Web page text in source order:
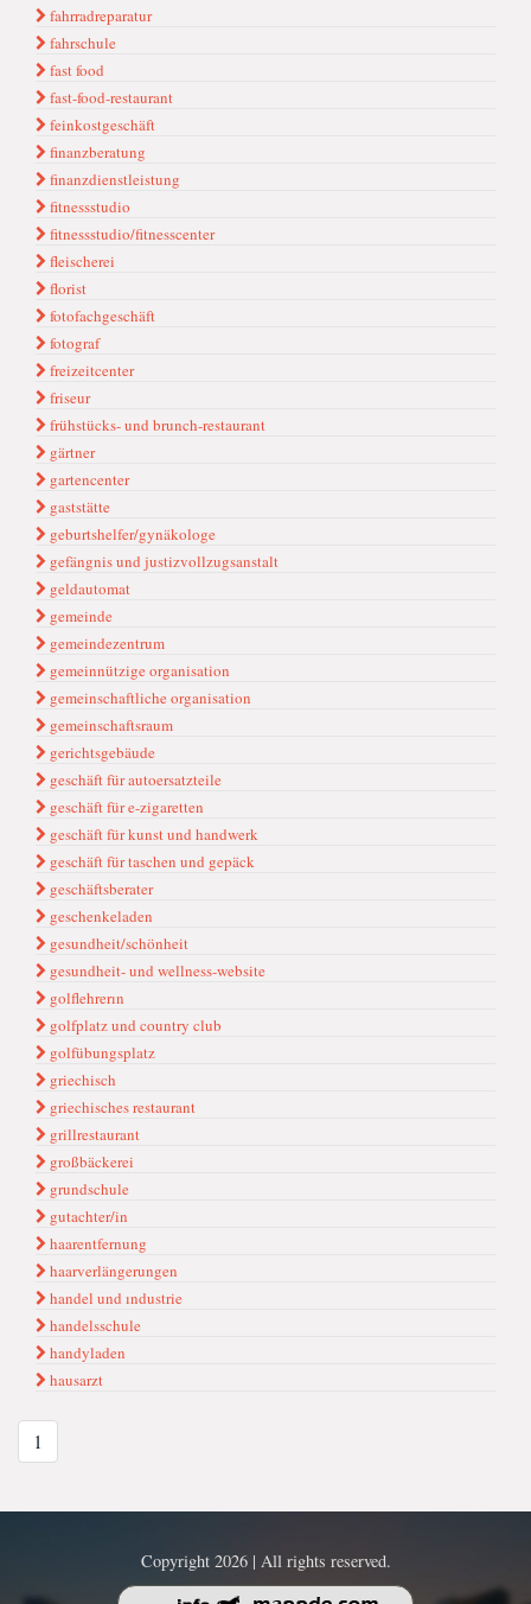
fahrradreparatur
fahrschule
fast food
fast-food-restaurant
feinkostgeschäft
finanzberatung
finanzdienstleistung
fitnessstudio
fitnessstudio/fitnesscenter
fleischerei
florist
fotofachgeschäft
fotograf
freizeitcenter
friseur
frühstücks- und brunch-restaurant
gärtner
gartencenter
gaststätte
geburtshelfer/gynäkologe
gefängnis und justizvollzugsanstalt
geldautomat
gemeinde
gemeindezentrum
gemeinnützige organisation
gemeinschaftliche organisation
gemeinschaftsraum
gerichtsgebäude
geschäft für autoersatzteile
geschäft für e-zigaretten
geschäft für kunst und handwerk
geschäft für taschen und gepäck
geschäftsberater
geschenkeladen
gesundheit/schönheit
gesundheit- und wellness-website
golflehrerın
golfplatz und country club
golfübungsplatz
griechisch
griechisches restaurant
grillrestaurant
großbäckerei
grundschule
gutachter/in
haarentfernung
haarverlängerungen
handel und ındustrie
handelsschule
handyladen
hausarzt
1
Copyright 2026 | All rights reserved.